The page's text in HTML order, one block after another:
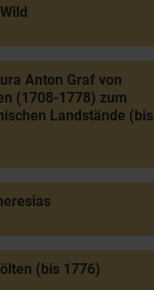
Anton Graf von
(1708-1778) zum
Landstände (bis
(bis 1776)